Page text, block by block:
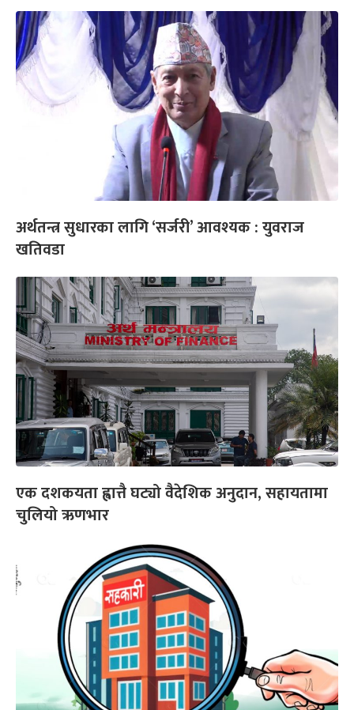
अर्थतन्त्र सुधारका लागि ‘सर्जरी’ आवश्यक : युवराज
खतिवडा
एक दशकयता ह्वात्तै घट्यो वैदेशिक अनुदान, सहायतामा
चुलियो ऋणभार